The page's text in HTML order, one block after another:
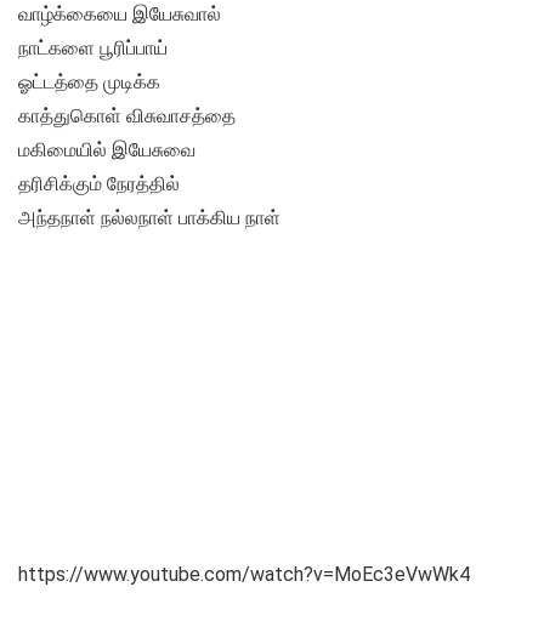
வாழ்க்கையை இயேசுவால்
நாட்களை பூரிப்பாய்
ஓட்டத்தை முடிக்க
காத்துகொள் விசுவாசத்தை
மகிமையில் இயேசுவை
தரிசிக்கும் நேரத்தில்
அந்தநாள் நல்லநாள் பாக்கிய நாள்
https://www.youtube.com/watch?v=MoEc3eVwWk4